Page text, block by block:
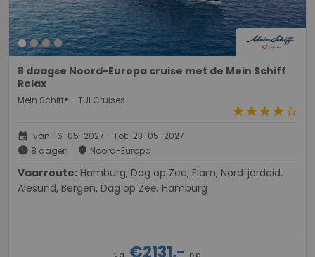
8 daagse Noord-Europa cruise met de Mein Schiff
Relax
Mein Schiff® - TUI Cruises
starstarstarstarstar_border
event van: 16-05-2027 - Tot: 23-05-2027
schedule 8 dagen place Noord-Europa
Vaarroute:
Alesund, Bergen, Dag op Zee, Hamburg
€2131,-